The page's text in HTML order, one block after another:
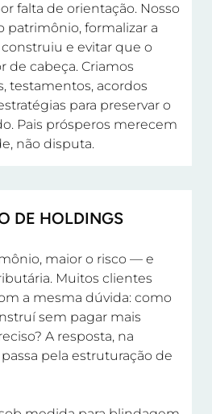
falta de orientação. Nosso
patrimônio, formalizar a
e evitar que o
de cabeça. Criamos
testamentos, acordos
para preservar o
Pais prósperos merecem
não disputa.
DE HOLDINGS
maior o risco — e
Muitos clientes
a mesma dúvida: como
sem pagar mais
A resposta, na
pela estruturação de